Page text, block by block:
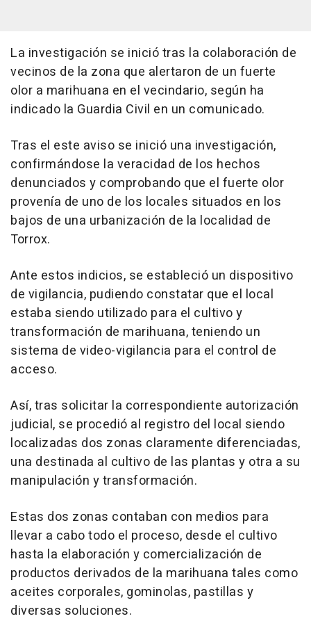
La investigación se inició tras la colaboración de
vecinos de la zona que alertaron de un fuerte
olor a marihuana en el vecindario, según ha
indicado la Guardia Civil en un comunicado.
Tras el este aviso se inició una investigación,
confirmándose la veracidad de los hechos
denunciados y comprobando que el fuerte olor
provenía de uno de los locales situados en los
bajos de una urbanización de la localidad de
Torrox.
Ante estos indicios, se estableció un dispositivo
de vigilancia, pudiendo constatar que el local
estaba siendo utilizado para el cultivo y
transformación de marihuana, teniendo un
sistema de video-vigilancia para el control de
acceso.
Así, tras solicitar la correspondiente autorización
judicial, se procedió al registro del local siendo
localizadas dos zonas claramente diferenciadas,
una destinada al cultivo de las plantas y otra a su
manipulación y transformación.
Estas dos zonas contaban con medios para
llevar a cabo todo el proceso, desde el cultivo
hasta la elaboración y comercialización de
productos derivados de la marihuana tales como
aceites corporales, gominolas, pastillas y
diversas soluciones.